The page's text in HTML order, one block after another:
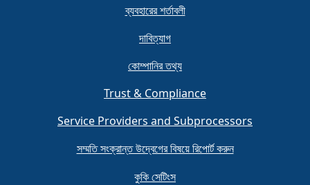
ব্যবহারের শর্তাবলী
দাবিত্যাগ
কোম্পানির তথ্য
Trust & Compliance
Service Providers and Subprocessors
সম্মতি সংক্রান্ত উদ্বেগের বিষয়ে রিপোর্ট করুন
কুকি সেটিংস